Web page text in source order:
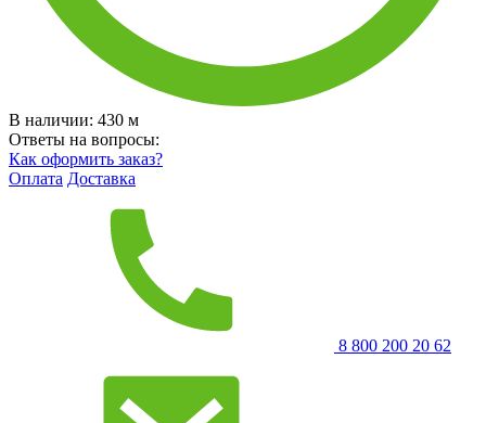
В наличии: 430 м
Ответы на вопросы:
Как оформить заказ?
Оплата Доставка
8 800 200 20 62